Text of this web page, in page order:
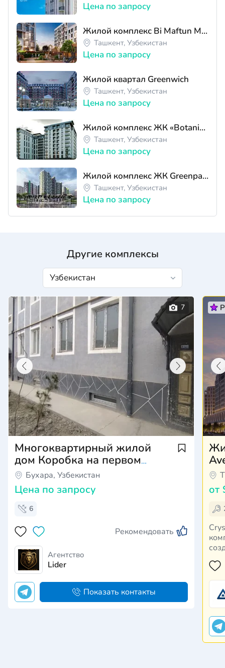
Цена по запросу
Жилой комплекс Bi Maftun Makon
Ташкент, Узбекистан
Цена по запросу
Жилой квартал Greenwich
Ташкент, Узбекистан
Цена по запросу
Жилой комплекс ЖК «Botanika»
Ташкент, Узбекистан
Цена по запросу
Жилой комплекс ЖК Greenpark Bozsu
Ташкент, Узбекистан
Цена по запросу
Другие комплексы
Многоквартирный жилой
дом Коробка на первом
этаже 42м2 +42м2 подвал
можно под дуплекс
Бухара, Узбекистан
Цена по запросу
6
Рекомендовать
Агентство
Lider
Показать контакты
от